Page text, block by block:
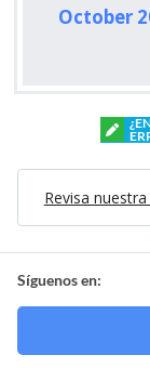
October
Revisa
Síguenos en: